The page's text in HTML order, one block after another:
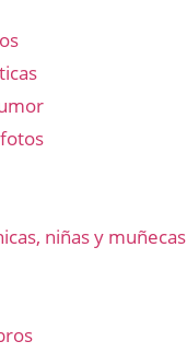
niñas y muñecas